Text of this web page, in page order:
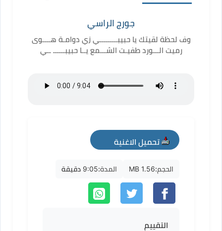
جورج الراسي
وف لحظة لقيتك يا حبيبـــــــــي زي دوامـة هــــوى
رميت الـــورد طفيـت الشـــمع يــا حبيبــــــ ــي
تحميل الاغنية
mp3
الحجم:1.56 MB المدة:9:05 دقيقة
التقييم